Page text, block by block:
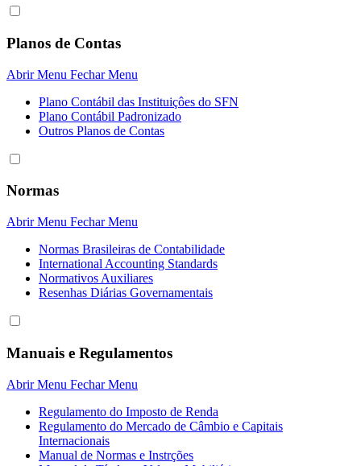
Planos de Contas
Abrir Menu Fechar Menu
Plano Contábil das Instituiçôes do SFN
Plano Contábil Padronizado
Outros Planos de Contas
Normas
Abrir Menu Fechar Menu
Normas Brasileiras de Contabilidade
International Accounting Standards
Normativos Auxiliares
Resenhas Diárias Governamentais
Manuais e Regulamentos
Abrir Menu Fechar Menu
Regulamento do Imposto de Renda
Regulamento do Mercado de Câmbio e Capitais
Internacionais
Manual de Normas e Instrções